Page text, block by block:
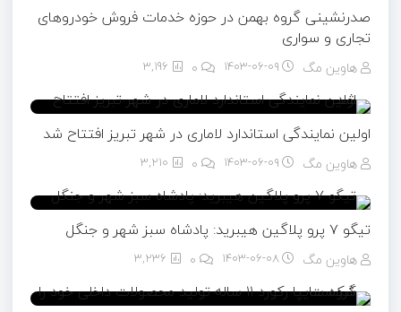
صدرنشینی گروه بهمن در حوزه خدمات فروش خودروهای
تجاری و سواری
هاوین مگ ۱۴۰۳-۰۶-۰۹ 3,196
اولین نمایندگی استاندارد لاماری در شهر تبریز افتتاح شد
هاوین مگ ۱۴۰۳-۰۶-۰۹ 3,210
تیگو ۷ پرو پلاگین هیبرید: پادشاه سبز شهر و جنگل
هاوین مگ ۱۴۰۳-۰۶-۰۸ 3,236